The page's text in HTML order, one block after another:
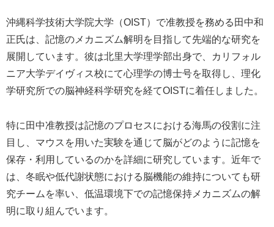
沖縄科学技術大学院大学（OIST）で准教授を務める田中和
正氏は、記憶のメカニズム解明を目指して先端的な研究を
展開しています。彼は北里大学理学部出身で、カリフォル
ニア大学デイヴィス校にて心理学の博士号を取得し、理化
学研究所での脳神経科学研究を経てOISTに着任しました。
特に田中准教授は記憶のプロセスにおける海馬の役割に注
目し、マウスを用いた実験を通じて脳がどのように記憶を
保存・利用しているのかを詳細に研究しています。近年で
は、冬眠や低代謝状態における脳機能の維持についても研
究チームを率い、低温環境下での記憶保持メカニズムの解
明に取り組んでいます。